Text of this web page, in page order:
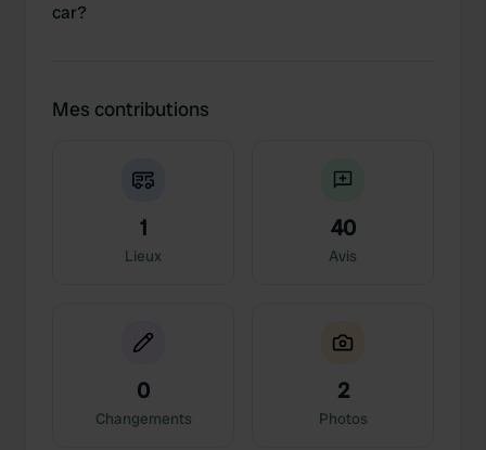
car?
Mes contributions
1
Lieux
40
Avis
0
Changements
2
Photos